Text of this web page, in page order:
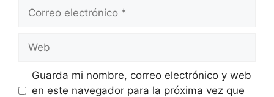
electrónico
Guarda mi nombre, correo electrónico y web
en este navegador para la próxima vez que